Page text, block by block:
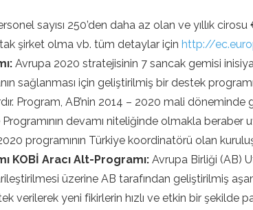
sayısı 250’den daha az olan ve yıllık
şirket olma vb. tüm detaylar için http://
Avrupa 2020 stratejisinin 7 sancak gemisi
sağlanması için geliştirilmiş bir destek
Program, AB’nin 2014 – 2020 mali
Programının devamı niteliğinde olmakla
programının Türkiye koordinatörü olan kuruluş,
KOBİ Aracı Alt-Programı: Avrupa Birliği (AB)
üzerine AB tarafından geliştirilmiş
verilerek yeni fikirlerin hızlı ve etkin bir şekilde